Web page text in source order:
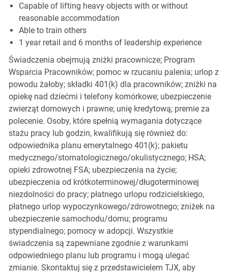
Capable of lifting heavy objects with or without
reasonable accommodation
Able to train others
1 year retail and 6 months of leadership experience
Świadczenia obejmują zniżki pracownicze; Program
Wsparcia Pracowników; pomoc w rzucaniu palenia; urlop z
powodu żałoby; składki 401(k) dla pracowników; zniżki na
opiekę nad dziećmi i telefony komórkowe; ubezpieczenie
zwierząt domowych i prawne; unię kredytową; premie za
polecenie. Osoby, które spełnią wymagania dotyczące
stażu pracy lub godzin, kwalifikują się również do:
odpowiednika planu emerytalnego 401(k); pakietu
medycznego/stomatologicznego/okulistycznego; HSA;
opieki zdrowotnej FSA; ubezpieczenia na życie;
ubezpieczenia od krótkoterminowej/długoterminowej
niezdolności do pracy; płatnego urlopu rodzicielskiego,
płatnego urlop wypoczynkowego/zdrowotnego; zniżek na
ubezpieczenie samochodu/domu; programu
stypendialnego; pomocy w adopcji. Wszystkie
świadczenia są zapewniane zgodnie z warunkami
odpowiedniego planu lub programu i mogą ulegać
zmianie. Skontaktuj się z przedstawicielem TJX, aby